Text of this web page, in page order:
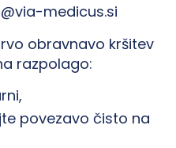
medicus.si
obravnavo kršitev
razpolago:
povezavo čisto na